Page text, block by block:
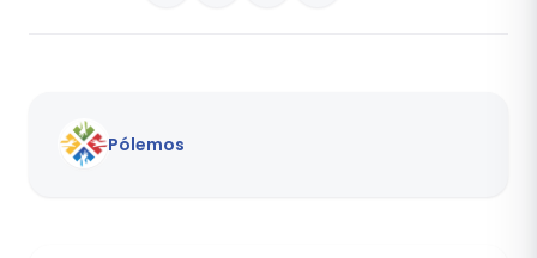
Pólemos